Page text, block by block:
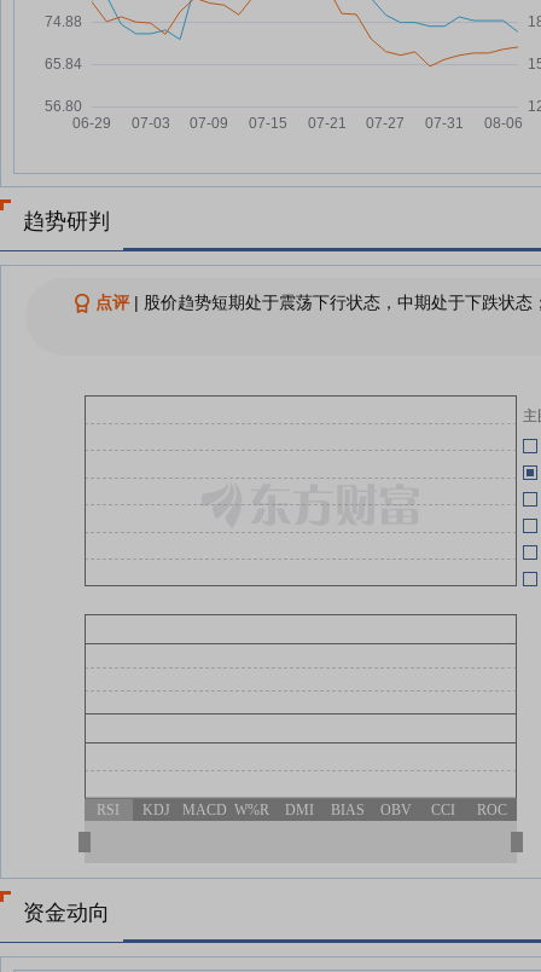
依依股份7月24日开盘跌幅达5%
依依股份(001206)龙虎榜数据(07-
07-23
趋势研判
点评| 股价趋势短期处于震荡下行状态，中期处于下跌状
主
RSI KDJ MACD W%R DMI BIAS OBV CCI ROC
资金动向